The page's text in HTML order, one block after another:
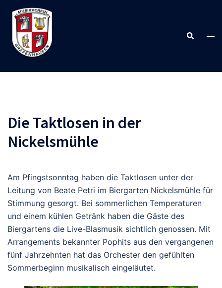
Inhalt
springen
Suche
Die Taktlosen in der
Nickelsmühle
Am Pfingstsonntag haben die Taktlosen unter der
Leitung von Beate Petri im Biergarten Nickelsmühle für
Stimmung gesorgt. Bei sommerlichen Temperaturen
und einem kühlen Getränk haben die Gäste des
Biergartens die Live-Blasmusik sichtlich genossen. Mit
Arrangements bekannter Pophits aus den vergangenen
fünf Jahrzehnten hat das Orchester den gefühlten
Sommerbeginn musikalisch eingeläutet.